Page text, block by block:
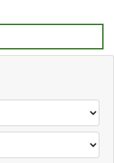
Próximo